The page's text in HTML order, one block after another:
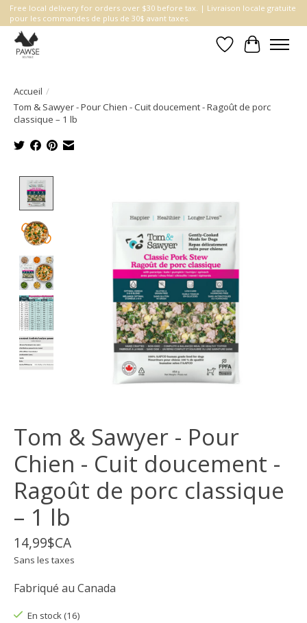
Free local delivery for orders over $30 before tax. | Livraison locale gratuite
pour les commandes de plus de 30$ avant taxes.
Liste dePanier
Accueil /
Tom & Sawyer - Pour Chien - Cuit doucement - Ragoût de porc
classique – 1 lb
Tom & Sawyer - Pour
Chien - Cuit doucement -
Ragoût de porc classique
– 1 lb
14,99$CA
Sans les taxes
Fabriqué au Canada
En stock (16)